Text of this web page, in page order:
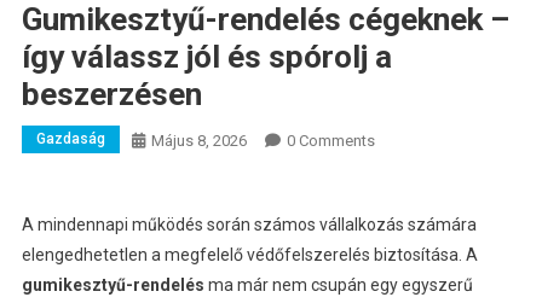
Gumikesztyű-rendelés cégeknek –
így válassz jól és spórolj a
beszerzésen
Gazdaság Május 8, 2026 0 Comments
A mindennapi működés során számos vállalkozás számára
elengedhetetlen a megfelelő védőfelszerelés biztosítása. A
gumikesztyű-rendel és ma már nem csupán egy egyszerű